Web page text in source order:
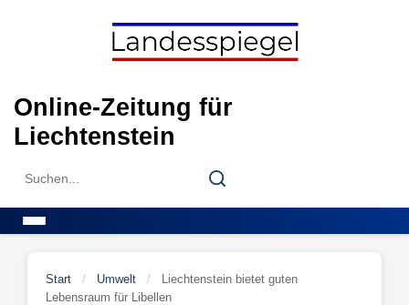
Online-Zeitung für
Liechtenstein
Search
Search
Start / Umwelt /
Liechtenstein bietet guten
Lebensraum für Libellen